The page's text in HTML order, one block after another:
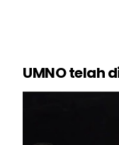
UMNO telah